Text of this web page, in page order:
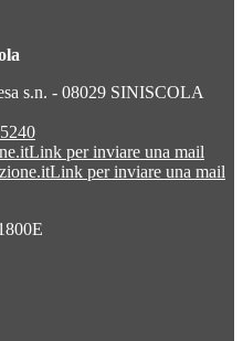
s.n. - 08029 SINISCOLA
Link per inviare una mail
Link per inviare una mail